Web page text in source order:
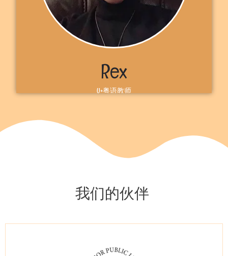
Rex
U+粤语教师
自我介绍
拿大多伦多。我喜欢教学生学粤语，希望你能试一试。 期待在U+见
到你，雷克斯
我们的伙伴